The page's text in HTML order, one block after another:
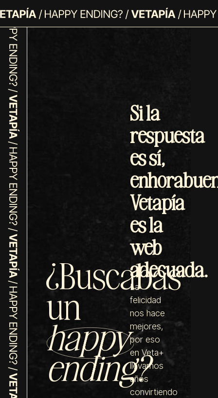
¿Buscabas
un
happy
ending?
Si la
respuesta
es sí,
Vetapía
es la
web
adecuada.
La
felicidad
nos hace
mejores,
por eso
en Veta+
llevamos
años
convirtiendo